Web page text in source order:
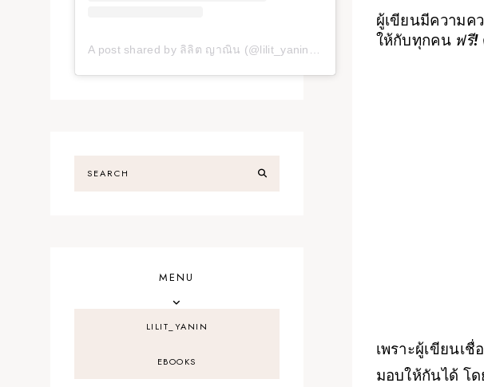
ผู้เขียนมีความค
ให้กับทุกคน ฟรี!
เพราะผู้เขียนเ
มอบให้กันได้ โ
MENU
LILIT_YANIN
EBOOKS